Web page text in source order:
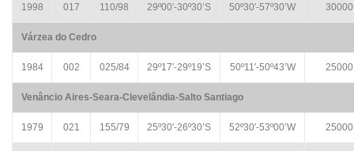
1998 017 110/98 29º00′-30º30’S 50º30′-57º30’W 30000
Várzea do Cedro
1984 002 025/84 29º17′-29º19’S 50º11′-50º43’W 25000
Venâncio Aires-Seara-Clevelândia-Salto Santiago
1979 021 155/79 25º30′-26º30’S 52º30′-53º00’W 25000